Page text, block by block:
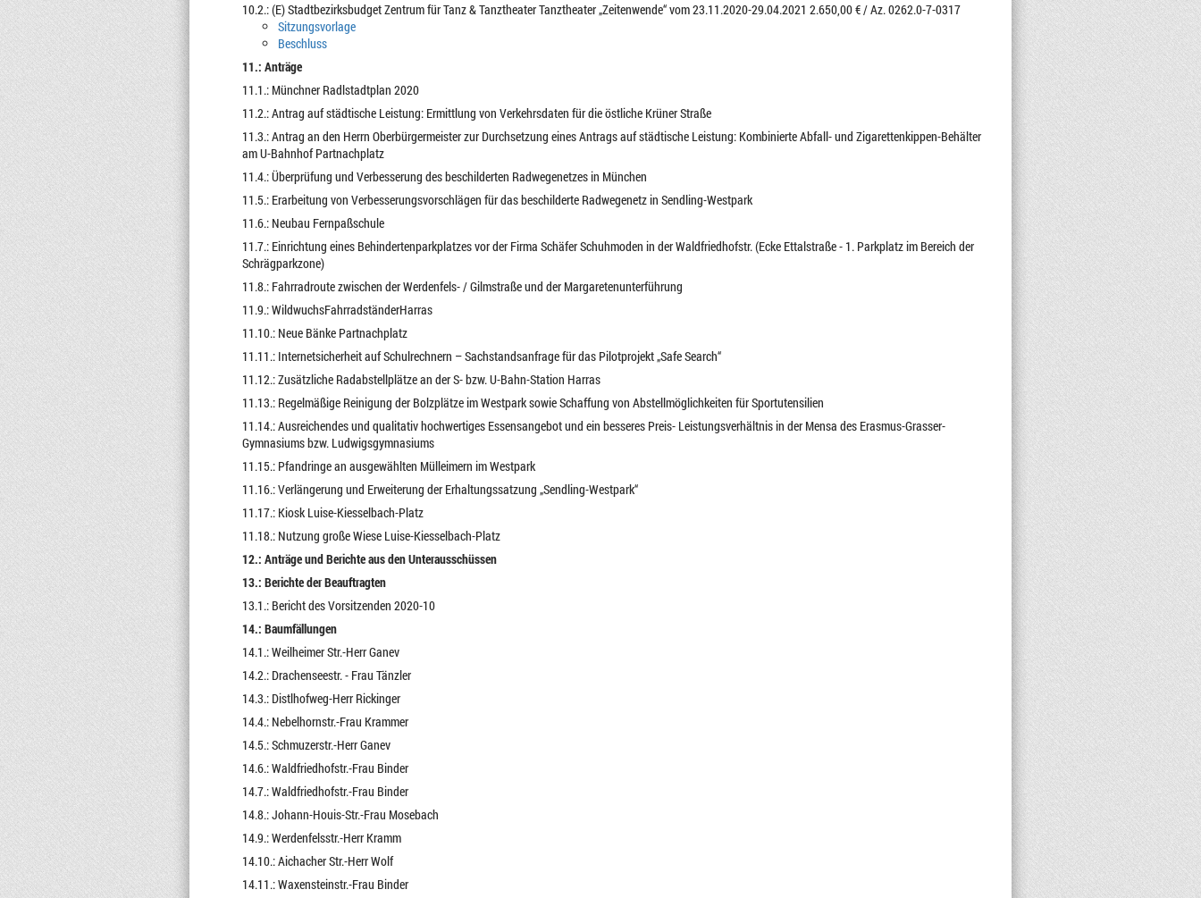
10.2.: (E) Stadtbezirksbudget Zentrum für Tanz & Tanztheater Tanztheater „Zeitenwende“ vom 23.11.2020-29.04.2021 2.650,00 € / Az. 0262.0-7-0317
Sitzungsvorlage
Beschluss
11.: Anträge
11.1.: Münchner Radlstadtplan 2020
11.2.: Antrag auf städtische Leistung: Ermittlung von Verkehrsdaten für die östliche Krüner Straße
11.3.: Antrag an den Herrn Oberbürgermeister zur Durchsetzung eines Antrags auf städtische Leistung: Kombinierte Abfall- und Zigarettenkippen-Behälter
am U-Bahnhof Partnachplatz
11.4.: Überprüfung und Verbesserung des beschilderten Radwegenetzes in München
11.5.: Erarbeitung von Verbesserungsvorschlägen für das beschilderte Radwegenetz in Sendling-Westpark
11.6.: Neubau Fernpaßschule
11.7.: Einrichtung eines Behindertenparkplatzes vor der Firma Schäfer Schuhmoden in der Waldfriedhofstr. (Ecke Ettalstraße - 1. Parkplatz im Bereich der
Schrägparkzone)
11.8.: Fahrradroute zwischen der Werdenfels- / Gilmstraße und der Margaretenunterführung
11.9.: WildwuchsFahrradständerHarras
11.10.: Neue Bänke Partnachplatz
11.11.: Internetsicherheit auf Schulrechnern – Sachstandsanfrage für das Pilotprojekt „Safe Search“
11.12.: Zusätzliche Radabstellplätze an der S- bzw. U-Bahn-Station Harras
11.13.: Regelmäßige Reinigung der Bolzplätze im Westpark sowie Schaffung von Abstellmöglichkeiten für Sportutensilien
11.14.: Ausreichendes und qualitativ hochwertiges Essensangebot und ein besseres Preis- Leistungsverhältnis in der Mensa des Erasmus-Grasser-
Gymnasiums bzw. Ludwigsgymnasiums
11.15.: Pfandringe an ausgewählten Mülleimern im Westpark
11.16.: Verlängerung und Erweiterung der Erhaltungssatzung „Sendling-Westpark“
11.17.: Kiosk Luise-Kiesselbach-Platz
11.18.: Nutzung große Wiese Luise-Kiesselbach-Platz
12.: Anträge und Berichte aus den Unterausschüssen
13.: Berichte der Beauftragten
13.1.: Bericht des Vorsitzenden 2020-10
14.: Baumfällungen
14.1.: Weilheimer Str.-Herr Ganev
14.2.: Drachenseestr. - Frau Tänzler
14.3.: Distlhofweg-Herr Rickinger
14.4.: Nebelhornstr.-Frau Krammer
14.5.: Schmuzerstr.-Herr Ganev
14.6.: Waldfriedhofstr.-Frau Binder
14.7.: Waldfriedhofstr.-Frau Binder
14.8.: Johann-Houis-Str.-Frau Mosebach
14.9.: Werdenfelsstr.-Herr Kramm
14.10.: Aichacher Str.-Herr Wolf
14.11.: Waxensteinstr.-Frau Binder